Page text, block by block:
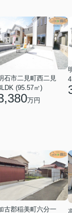
石市二見町西二見
(95.57㎡)
万円
古郡稲美町六分一